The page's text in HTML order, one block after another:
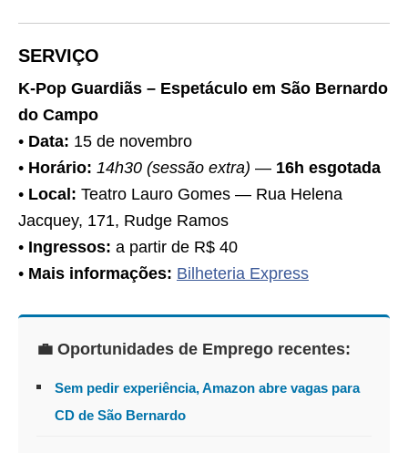
SERVIÇO
K-Pop Guardiãs – Espetáculo em São Bernardo
do Campo
• Data: 15 de novembro
• Horário: 14h30 (sessão extra) — 16h esgotada
• Local: Teatro Lauro Gomes — Rua Helena
Jacquey, 171, Rudge Ramos
• Ingressos: a partir de R$ 40
• Mais informações: Bilheteria Express
💼 Oportunidades de Emprego recentes:
Sem pedir experiência, Amazon abre vagas para
CD de São Bernardo